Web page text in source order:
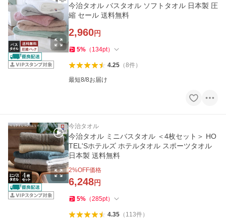
今治タオル バスタオル ソフトタオル 日本製 圧
縮 セール 送料無料
2,960円
5% （ 134pt）
4.25（8件）
最短8/8お届け
今治タオル
今治タオル ミニバスタオル ＜4枚セット＞ HO
TEL'Sホテルズ ホテルタオル スポーツタオル
日本製 送料無料
2%OFF価格
6,248円
5% （285pt）
4.35（ 113件）